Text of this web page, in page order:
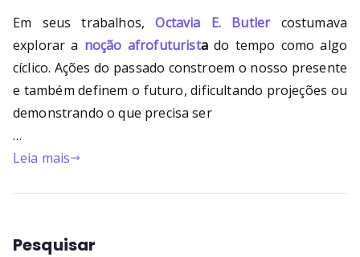
Em seus trabalhos,Octavia E. Butlercostumava
explorar a noção afrofuturistado tempo como algo
cíclico. Ações do passado constroem o nosso presente
e também definem o futuro, dificultando projeções ou
demonstrando o que precisa ser
…
Leia mais
Pesquisar